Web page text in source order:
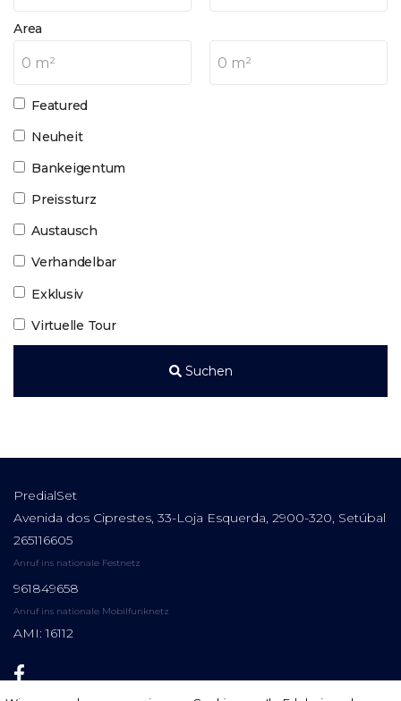
Area
0 m² 0 m²
Featured
Neuheit
Bankeigentum
Preissturz
Austausch
Verhandelbar
Exklusiv
Virtuelle Tour
Suchen
PredialSet
Avenida dos Ciprestes, 33-Loja Esquerda, 2900-320, Setúbal
265116605
Anruf ins nationale Festnetz
961849658
Anruf ins nationale Mobilfunknetz
AMI: 16112